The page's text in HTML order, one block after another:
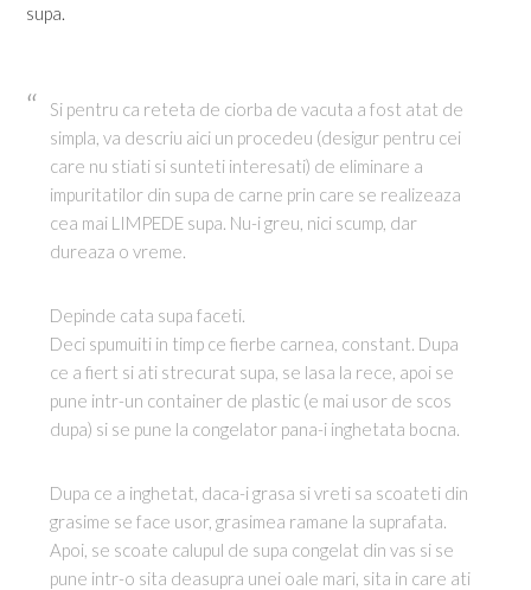
supa.
Si pentru ca reteta de ciorba de vacuta a fost atat de
simpla, va descriu aici un procedeu (desigur pentru cei
care nu stiati si sunteti interesati) de eliminare a
impuritatilor din supa de carne prin care se realizeaza
cea mai LIMPEDE supa. Nu-i greu, nici scump, dar
dureaza o vreme.
Depinde cata supa faceti.
Deci spumuiti in timp ce fierbe carnea, constant. Dupa
ce a fiert si ati strecurat supa, se lasa la rece, apoi se
pune intr-un container de plastic (e mai usor de scos
dupa) si se pune la congelator pana-i inghetata bocna.
Dupa ce a inghetat, daca-i grasa si vreti sa scoateti din
grasime se face usor, grasimea ramane la suprafata.
Apoi, se scoate calupul de supa congelat din vas si se
pune intr-o sita deasupra unei oale mari, sita in care ati